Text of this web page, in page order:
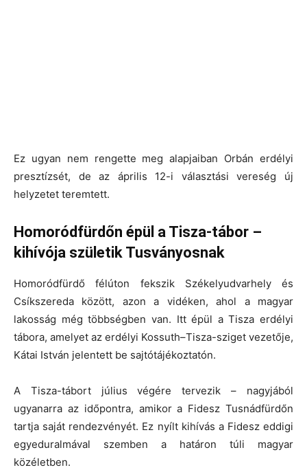
Ez ugyan nem rengette meg alapjaiban Orbán erdélyi
presztízsét, de az április 12-i választási vereség új
helyzetet teremtett.
Homoródfürdőn épül a Tisza-tábor –
kihívója születik Tusványosnak
Homoródfürdő félúton fekszik Székelyudvarhely és
Csíkszereda között, azon a vidéken, ahol a magyar
lakosság még többségben van. Itt épül a Tisza erdélyi
tábora, amelyet az erdélyi Kossuth–Tisza-sziget vezetője,
Kátai István jelentett be sajtótájékoztatón.
A Tisza-tábort július végére tervezik – nagyjából
ugyanarra az időpontra, amikor a Fidesz Tusnádfürdőn
tartja saját rendezvényét. Ez nyílt kihívás a Fidesz eddigi
egyeduralmával szemben a határon túli magyar
közéletben.